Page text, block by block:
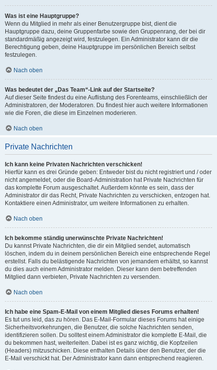
Was ist eine Hauptgruppe?
Wenn du Mitglied in mehr als einer Benutzergruppe bist, dient die
Hauptgruppe dazu, deine Gruppenfarbe sowie den Gruppenrang, der bei dir
standardmäßig angezeigt wird, festzulegen. Ein Administrator kann dir die
Berechtigung geben, deine Hauptgruppe im persönlichen Bereich selbst
festzulegen.
Nach oben
Was bedeutet der „Das Team“-Link auf der Startseite?
Auf dieser Seite findest du eine Auflistung des Forenteams, einschließlich der
Administratoren, der Moderatoren. Du findest hier auch weitere Informationen
wie die Foren, die diese im Einzelnen moderieren.
Nach oben
Private Nachrichten
Ich kann keine Privaten Nachrichten verschicken!
Hierfür kann es drei Gründe geben: Entweder bist du nicht registriert und / oder
nicht angemeldet, oder die Board-Administration hat Private Nachrichten für
das komplette Forum ausgeschaltet. Außerdem könnte es sein, dass der
Administrator dir das Recht, Private Nachrichten zu verschicken, entzogen hat.
Kontaktiere einen Administrator, um weitere Informationen zu erhalten.
Nach oben
Ich bekomme ständig unerwünschte Private Nachrichten!
Du kannst Private Nachrichten, die dir ein Mitglied sendet, automatisch
löschen, indem du in deinem persönlichen Bereich eine entsprechende Regel
erstellst. Falls du belästigende Nachrichten von jemandem erhältst, so kannst
du dies auch einem Administrator melden. Dieser kann dem betreffenden
Mitglied dann verbieten, Private Nachrichten zu versenden.
Nach oben
Ich habe eine Spam-E-Mail von einem Mitglied dieses Forums erhalten!
Es tut uns leid, das zu hören. Das E-Mail-Formular dieses Forums hat einige
Sicherheitsvorkehrungen, die Benutzer, die solche Nachrichten senden,
identifizieren sollen. Du solltest einem Administrator die komplette E-Mail, die
du bekommen hast, weiterleiten. Dabei ist es ganz wichtig, die Kopfzeilen
(Headers) mitzuschicken. Diese enthalten Details über den Benutzer, der die
E-Mail verschickt hat. Der Administrator kann dann entsprechend reagieren.